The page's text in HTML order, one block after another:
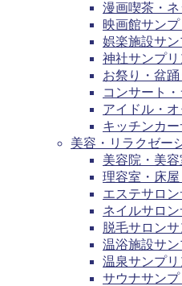
漫画喫茶・
映画館サン
娯楽施設サ
神社サンプ
お祭り・盆
コンサート
アイドル・
キッチンカ
美容・リラクゼー
美容院・美
理容室・床
エステサロ
ネイルサロ
脱毛サロン
温浴施設サ
温泉サンプ
サウナサン